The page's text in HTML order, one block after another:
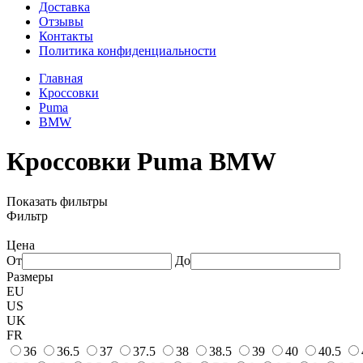
Доставка
Отзывы
Контакты
Политика конфиденциальности
Главная
Кроссовки
Puma
BMW
Кроссовки Puma BMW
Показать фильтры
Фильтр
Цена
От
До
Размеры
EU
US
UK
FR
36
36.5 37 37.5 38 38.5 39 40 40.5